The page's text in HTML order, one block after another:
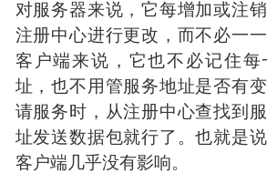
对服务器来说，它每增加或注
注册中心进行更改，而不必一
客户端来说，它也不必记住每
址，也不用管服务地址是否有
请服务时，从注册中心查找到
址发送数据包就行了。也就是
客户端几乎没有影响。